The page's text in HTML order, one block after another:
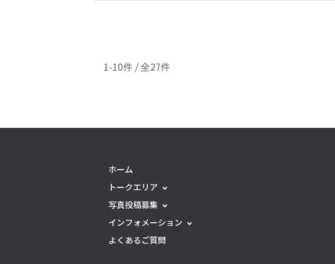
1-10件 / 全27件
ホーム
トークエリア
写真投稿募集
インフォメーション
よくあるご質問